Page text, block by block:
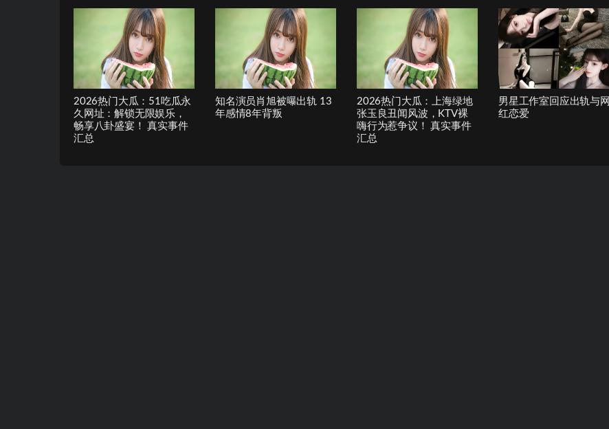
2026热门大瓜：51吃瓜永
久网址：解锁无限娱乐，
畅享八卦盛宴！ 真实事件
汇总
知名演员肖旭被曝出轨 13
年感情8年背叛
2026热门大瓜：上海绿地
张玉良丑闻风波，KTV裸
嗨行为惹争议！ 真实事件
汇总
男星工作室回应出轨与网
红恋爱